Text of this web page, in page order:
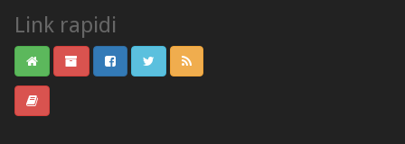
Link rapidi